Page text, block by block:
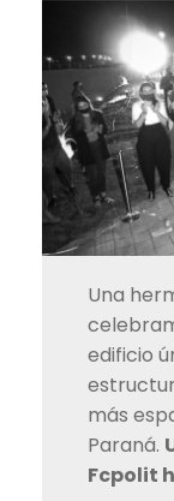
Una
edificio
más
Paraná.
Fcpolit